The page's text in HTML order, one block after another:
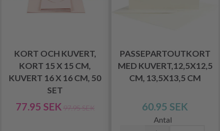
KORT OCH KUVERT,
KORT 15 X 15 CM,
KUVERT 16 X 16 CM, 50
SET
77.95 SEK 97.95 SEK
PASSEPARTOUTKORT
MED KUVERT,12,5X12,5
CM, 13,5X13,5 CM
60.95 SEK
Antal